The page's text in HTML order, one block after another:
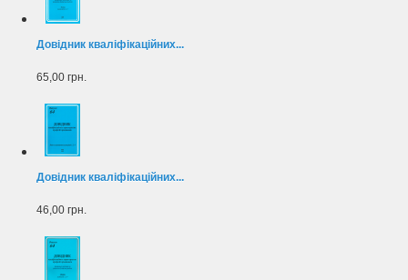
Довідник кваліфікаційних...
65,00 грн.
Довідник кваліфікаційних...
46,00 грн.